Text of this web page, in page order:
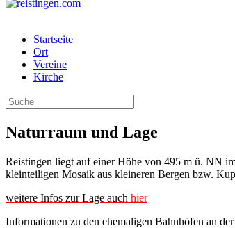
Startseite
Ort
Vereine
Kirche
Naturraum und Lage
Reistingen liegt auf einer Höhe von 495 m ü. NN
kleinteiligen Mosaik aus kleineren Bergen bzw.
weitere Infos zur Lage auch hier
Informationen zu den ehemaligen Bahnhöfen an